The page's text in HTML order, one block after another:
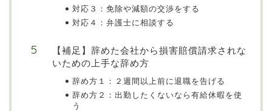
対応３：免除や減額の交渉をする
対応４：弁護士に相談する
【補足】辞めた会社から損害賠償請求されな
いための上手な辞め方
辞め方１：２週間以上前に退職を告げる
辞め方２：出勤したくないなら有給休暇を使
う